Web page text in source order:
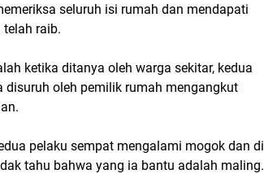
seluruh isi rumah dan mendapati
telah raib.
ketika ditanya oleh warga sekitar, kedua
oleh pemilik rumah mengangkut
pelaku sempat mengalami mogok dan di
tahu bahwa yang ia bantu adalah maling.